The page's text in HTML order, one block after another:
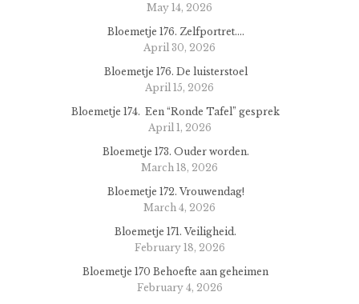
May 14, 2026
Bloemetje 176. Zelfportret….
April 30, 2026
Bloemetje 176. De luisterstoel
April 15, 2026
Bloemetje 174. Een “Ronde Tafel” gesprek
April 1, 2026
Bloemetje 173. Ouder worden.
March 18, 2026
Bloemetje 172. Vrouwendag!
March 4, 2026
Bloemetje 171. Veiligheid.
February 18, 2026
Bloemetje 170 Behoefte aan geheimen
February 4, 2026